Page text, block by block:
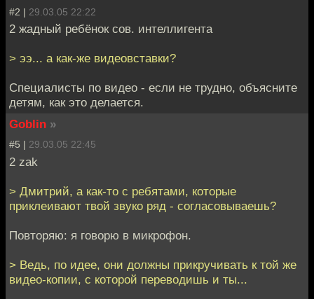
#2 | 29.03.05 22:22
2 жадный ребёнок сов. интеллигента
> ээ... а как-же видеовставки?
Специалисты по видео - если не трудно, объясните
детям, как это делается.
Goblin »
#5 | 29.03.05 22:45
2 zak
> Дмитрий, а как-то с ребятами, которые
приклеивают твой звуко ряд - согласовываешь?
Повторяю: я говорю в микрофон.
> Ведь, по идее, они должны прикручивать к той же
видео-копии, с которой переводишь и ты...